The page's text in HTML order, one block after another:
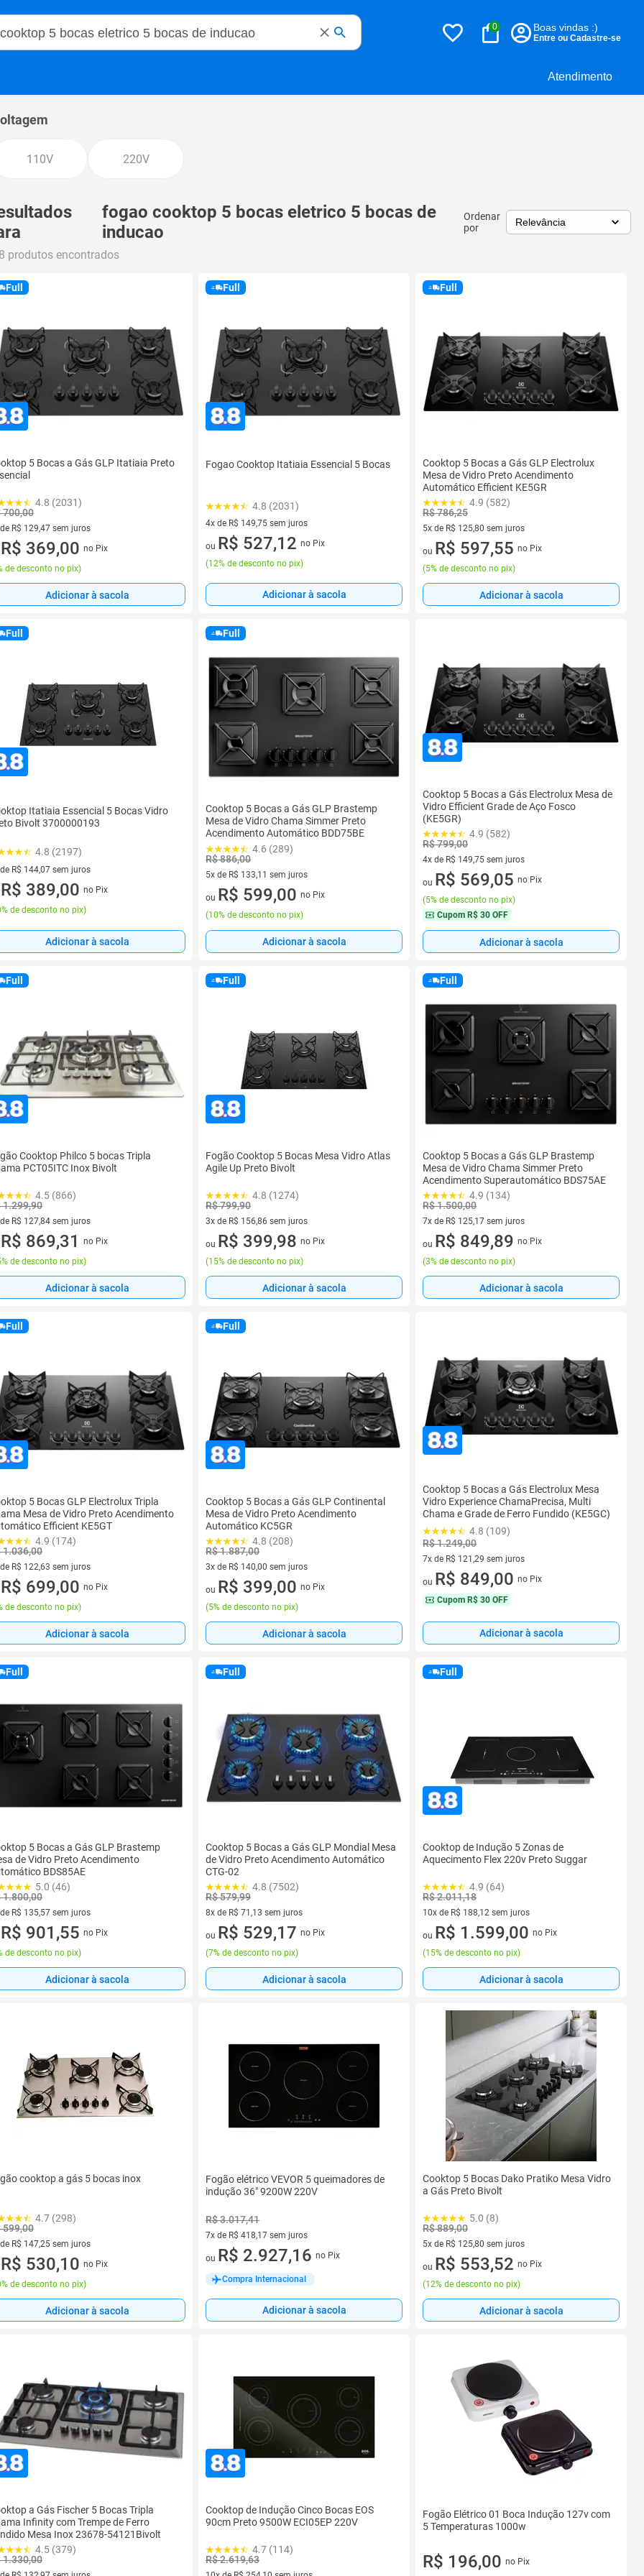
Atendimento
Magalu
0 Boas vindas :)
Entre ou Cadastre-se
110V 220V
fogao cooktop 5 bocas eletrico 5 bocas de
inducao
Ordenar
por
produtos encontrados
Full
5 Bocas a Gás GLP Itatiaia Preto
4.8 (2031)
700,00
R$ 129,47 sem juros
de R$ 129,47 sem juros
R$ 369,00 no Pix
de desconto no pix)
Adicionar à sacola
Full
Fogao Cooktop Itatiaia Essencial 5 Bocas
4.8 (2031)
4x de R$ 149,75 sem juros
4 vez de R$ 149,75 sem juros
ou R$ 527,12 no Pix
(12% de desconto no pix)
Adicionar à sacola
Full
Cooktop 5 Bocas a Gás GLP Electrolux
Mesa de Vidro Preto Acendimento
Automático Efficient KE5GR
4.9 (582)
R$ 786,25
5x de R$ 125,80 sem juros
5 vez de R$ 125,80 sem juros
ou R$ 597,55 no Pix
(5% de desconto no pix)
Adicionar à sacola
Full
Itatiaia Essencial 5 Bocas Vidro
Bivolt 3700000193
4.8 (2197)
R$ 144,07 sem juros
de R$ 144,07 sem juros
R$ 389,00 no Pix
de desconto no pix)
Adicionar à sacola
Full
Cooktop 5 Bocas a Gás GLP Brastemp
Mesa de Vidro Chama Simmer Preto
Acendimento Automático BDD75BE
4.6 (289)
R$ 886,00
5x de R$ 133,11 sem juros
5 vez de R$ 133,11 sem juros
ou R$ 599,00 no Pix
(10% de desconto no pix)
Adicionar à sacola
Cooktop 5 Bocas a Gás Electrolux Mesa de
Vidro Efficient Grade de Aço Fosco
(KE5GR)
4.9 (582)
R$ 799,00
4x de R$ 149,75 sem juros
4 vez de R$ 149,75 sem juros
ou R$ 569,05 no Pix
(5% de desconto no pix)
Cupom R$ 30 OFF
Adicionar à sacola
Full
Cooktop Philco 5 bocas Tripla
PCT05ITC Inox Bivolt
4.5 (866)
1.299,90
R$ 127,84 sem juros
de R$ 127,84 sem juros
R$ 869,31
no Pix
de desconto no pix)
Adicionar à sacola
Full
Fogão Cooktop 5 Bocas Mesa Vidro Atlas
Agile Up Preto Bivolt
4.8 (1274)
R$ 799,90
3x de R$ 156,86 sem juros
3 vez de R$ 156,86 sem juros
ou R$ 399,98 no Pix
(15% de desconto no pix)
Adicionar à sacola
Full
Cooktop 5 Bocas a Gás GLP Brastemp
Mesa de Vidro Chama Simmer Preto
Acendimento Superautomático BDS75AE
4.9 (134)
R$ 1.500,00
7x de R$ 125,17 sem juros
7 vez de R$ 125,17 sem juros
ou R$ 849,89 no Pix
(3% de desconto no pix)
Adicionar à sacola
Full
5 Bocas GLP Electrolux Tripla
Mesa de Vidro Preto Acendimento
Efficient KE5GT
4.9 (174)
1.036,00
R$ 122,63 sem juros
de R$ 122,63 sem juros
R$ 699,00 no Pix
de desconto no pix)
Adicionar à sacola
Full
Cooktop 5 Bocas a Gás GLP Continental
Mesa de Vidro Preto Acendimento
Automático KC5GR
4.8 (208)
R$ 1.887,00
3x de R$ 140,00 sem juros
3 vez de R$ 140,00 sem juros
ou R$ 399,00 no Pix
(5% de desconto no pix)
Adicionar à sacola
Cooktop 5 Bocas a Gás Electrolux Mesa
Vidro Experience ChamaPrecisa, Multi
Chama e Grade de Ferro Fundido (KE5GC)
4.8 (109)
R$ 1.249,00
7x de R$ 121,29 sem juros
7 vez de R$ 121,29 sem juros
ou R$ 849,00 no Pix
Cupom R$ 30 OFF
Adicionar à sacola
Full
5 Bocas a Gás GLP Brastemp
de Vidro Preto Acendimento
BDS85AE
5.0 (46)
1.800,00
R$ 135,57 sem juros
de R$ 135,57 sem juros
R$ 901,55 no Pix
de desconto no pix)
Adicionar à sacola
Full
Cooktop 5 Bocas a Gás GLP Mondial Mesa
de Vidro Preto Acendimento Automático
CTG-02
4.8 (7502)
R$ 579,99
8x de R$ 71,13 sem juros
8 vez de R$ 71,13 sem juros
ou R$ 529,17 no Pix
(7% de desconto no pix)
Adicionar à sacola
Full
Cooktop de Indução 5 Zonas de
Aquecimento Flex 220v Preto Suggar
4.9 (64)
R$ 2.011,18
10x de R$ 188,12 sem juros
10 vez de R$ 188,12 sem juros
ou R$ 1.599,00 no Pix
(15% de desconto no pix)
Adicionar à sacola
cooktop a gás 5 bocas inox
4.7 (298)
599,00
R$ 147,25 sem juros
de R$ 147,25 sem juros
R$ 530,10 no Pix
de desconto no pix)
Adicionar à sacola
Fogão elétrico VEVOR 5 queimadores de
indução 36" 9200W 220V
R$ 3.017,41
7x de R$ 418,17 sem juros
7 vez de R$ 418,17 sem juros
ou R$ 2.927,16 no Pix
Compra Internacional
Adicionar à sacola
Cooktop 5 Bocas Dako Pratiko Mesa Vidro
a Gás Preto Bivolt
5.0 (8)
R$ 889,00
5x de R$ 125,80 sem juros
5 vez de R$ 125,80 sem juros
ou R$ 553,52 no Pix
(12% de desconto no pix)
Adicionar à sacola
a Gás Fischer 5 Bocas Tripla
Infinity com Trempe de Ferro
Mesa Inox 23678-54121Bivolt
4.5 (379)
1.330,00
Cooktop de Indução Cinco Bocas EOS
90cm Preto 9500W ECI05EP 220V
4.7 (114)
R$ 2.619,63
Fogão Elétrico 01 Boca Indução 127v com
5 Temperaturas 1000w
R$ 196,00 no Pix